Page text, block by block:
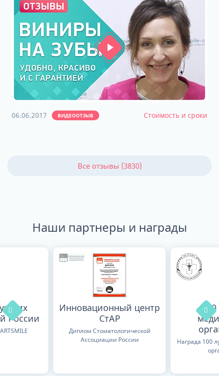
06.06.2017 ВИДЕООТЗЫВ Стоимость и сроки
Все отзывы (3830)
Наши партнеры и награды
России
Инновационный центр
СтАР
Диплом Стоматологической
Ассоциации России
Награда 100